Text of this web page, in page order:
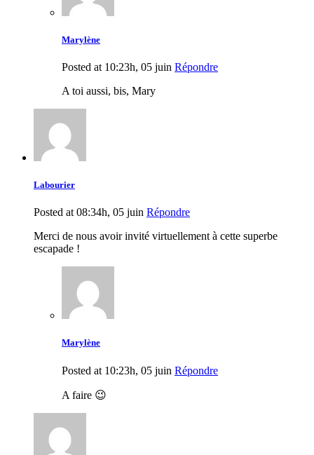
Marylène
Posted at 10:23h, 05 juin Répondre
A toi aussi, bis, Mary
Labourier
Posted at 08:34h, 05 juin Répondre
Merci de nous avoir invité virtuellement à cette superbe
escapade !
Marylène
Posted at 10:23h, 05 juin Répondre
A faire 😉